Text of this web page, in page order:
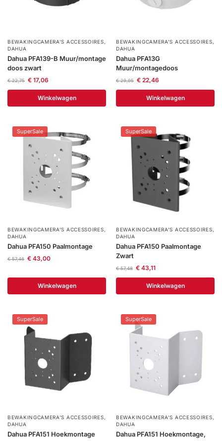
BEWAKINGCAMERA'S ACCESSOIRES,
DAHUA
Dahua PFA139-B Muur/montage
doos zwart
€22,75 €17,06
Winkelwagen
BEWAKINGCAMERA'S ACCESSOIRES,
DAHUA
Dahua PFA13G
Muur/montagedoos
€29,95 €22,46
Winkelwagen
SuperSale
BEWAKINGCAMERA'S ACCESSOIRES,
DAHUA
Dahua PFA150 Paalmontage
€57,48 €43,00
Winkelwagen
SuperSale
BEWAKINGCAMERA'S ACCESSOIRES,
DAHUA
Dahua PFA150 Paalmontage
Zwart
€57,48 €43,11
Winkelwagen
SuperSale
BEWAKINGCAMERA'S ACCESSOIRES,
DAHUA
Dahua PFA151 Hoekmontage
SuperSale
BEWAKINGCAMERA'S ACCESSOIRES,
DAHUA
Dahua PFA151 Hoekmontage,